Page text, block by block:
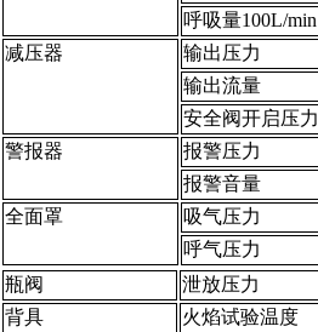
呼吸量100L/min
减压器
输出压力
输出流量
安全阀开启压力
警报器
报警压力
报警音量
全面罩
吸气压力
呼气压力
瓶阀
泄放压力
背具
火焰试验温度